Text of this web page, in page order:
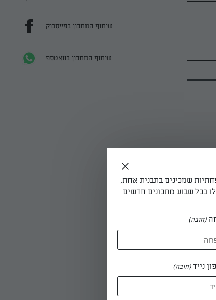
שיתוף המתכון בפייסבוק
שיתוף המתכון בוואטספ
שמכינים בתבנית אחת,
בכל שבוע מתכונים חדשים
(חובה)
נייד(חובה)